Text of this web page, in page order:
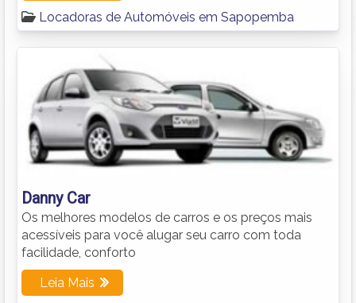
Locadoras de Automóveis em Sapopemba
Danny Car
Os melhores modelos de carros e os preços mais
acessíveis para você alugar seu carro com toda
facilidade, conforto
Leia Mais